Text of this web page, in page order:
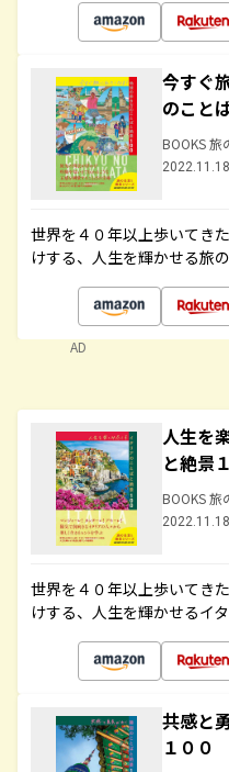
今すぐ
のこと
BOOKS 旅
世界を４０年以上歩いてき
けする、人生を輝かせる旅
AD
人生を
と絶景
BOOKS 旅
世界を４０年以上歩いてき
けする、人生を輝かせるイ
共感と
１００